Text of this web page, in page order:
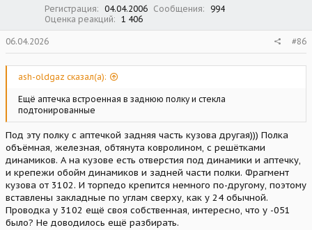
Регистрация 04.04.2006 Сообщения
994
Оценка реакций
1 406
06.04.2026 #86
ash-oldgaz сказал(а):
Ещё аптечка встроенная в заднюю полку и стекла
подтонированные
Под эту полку с аптечкой задняя часть кузова другая))) Полка
объёмная, железная, обтянута ковролином, с решётками
динамиков. А на кузове есть отверстия под динамики и аптечку,
и крепежи обойм динамиков и задней части полки. Фрагмент
кузова от 3102. И торпедо крепится немного по-другому, поэтому
вставлены закладные по углам сверху, как у 24 обычной.
Проводка у 3102 ещё своя собственная, интересно, что у -051
было? Не доводилось ещё разбирать.